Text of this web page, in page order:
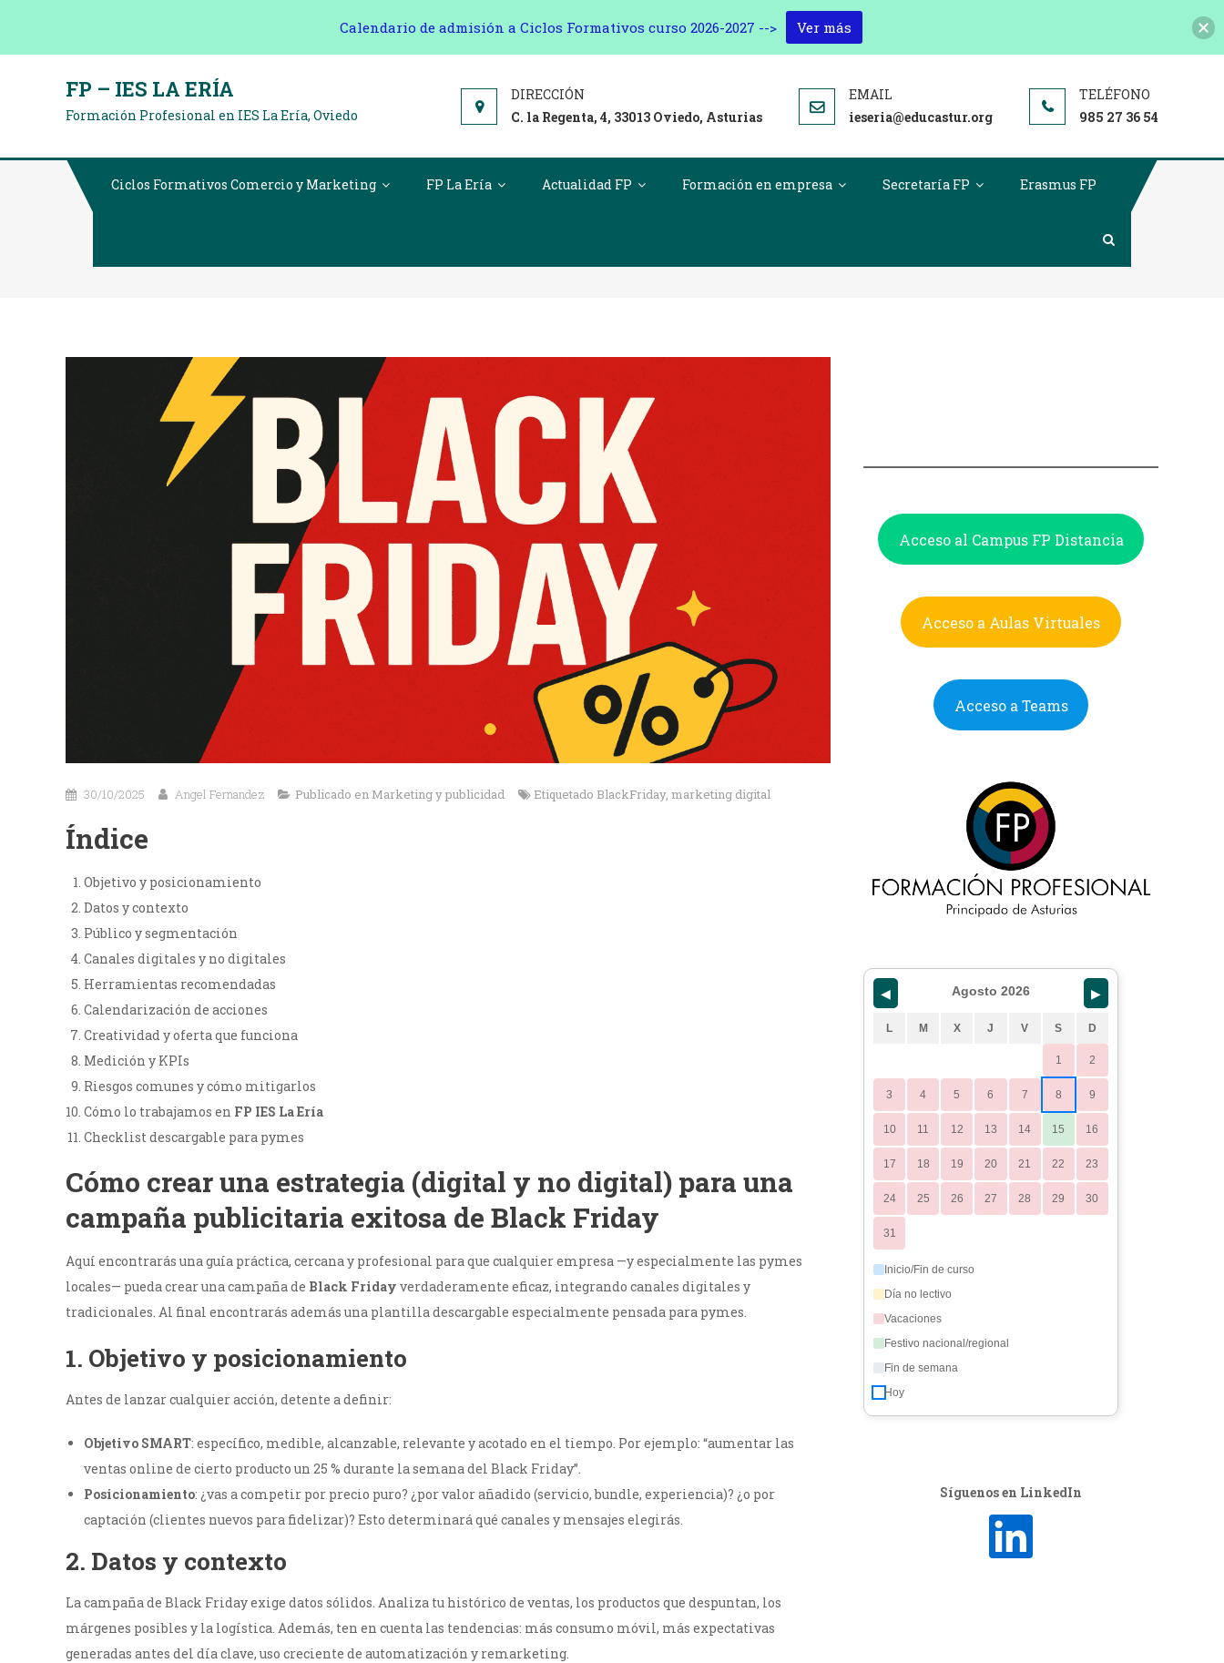
FP – IES LA ERÍA
Formación Profesional en IES La Ería, Oviedo C. la Regenta, 4, 33013 Oviedo, Asturias ieseria@educastur.org 985 27 36 54
Ciclos Formativos Comercio y Marketing FP La Ería Actualidad FP Formación en empresa Secretaría FP Erasmus FP
30/10/2025 Angel Fernandez Publicado en Marketing y publicidad Etiquetado BlackFriday, marketing digital
Índice
Objetivo y posicionamiento
Datos y contexto
Público y segmentación
Canales digitales y no digitales
Herramientas recomendadas
Calendarización de acciones
Creatividad y oferta que funciona
Medición y KPIs
Riesgos comunes y cómo mitigarlos
Cómo lo trabajamos en FP IES La Ería
Checklist descargable para pymes
Cómo crear una estrategia (digital y no digital) para una
campaña publicitaria exitosa de Black Friday
Aquí encontrarás una guía práctica, cercana y profesional para que cualquier empresa —y especialmente las pymes
locales— pueda crear una campaña de Black Friday verdaderamente eficaz, integrando canales digitales y
tradicionales. Al final encontrarás además una plantilla descargable especialmente pensada para pymes.
1. Objetivo y posicionamiento
Antes de lanzar cualquier acción, detente a definir:
Objetivo SMART: específico, medible, alcanzable, relevante y acotado en el tiempo. Por ejemplo: “aumentar las
ventas online de cierto producto un 25 % durante la semana del Black Friday”.
Posicionamiento: ¿vas a competir por precio puro? ¿por valor añadido (servicio, bundle, experiencia)? ¿o por
captación (clientes nuevos para fidelizar)? Esto determinará qué canales y mensajes elegirás.
2. Datos y contexto
La campaña de Black Friday exige datos sólidos. Analiza tu histórico de ventas, los productos que despuntan, los
márgenes posibles y la logística. Además, ten en cuenta las tendencias: más consumo móvil, más expectativas
generadas antes del día clave, uso creciente de automatización y remarketing.
Acceso al Campus FP Distancia
Acceso a Aulas Virtuales
Acceso a Teams
◀ Agosto 2026 ▶
L M X J V S D
1 2
3 4 5 6 7 8 9
10 11 12 13 14 15 16
17 18 19 20 21 22 23
24 25 26 27 28 29 30
31
Inicio/Fin de curso
Día no lectivo
Vacaciones
Festivo nacional/regional
Fin de semana
Hoy
Síguenos en LinkedIn
Calendario de admisión a Ciclos Formativos curso 2026-2027 --> Ver más